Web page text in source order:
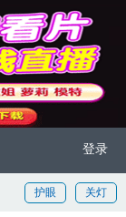
登录
关灯
护眼